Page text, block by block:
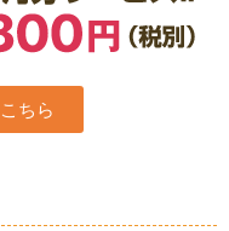
ちら